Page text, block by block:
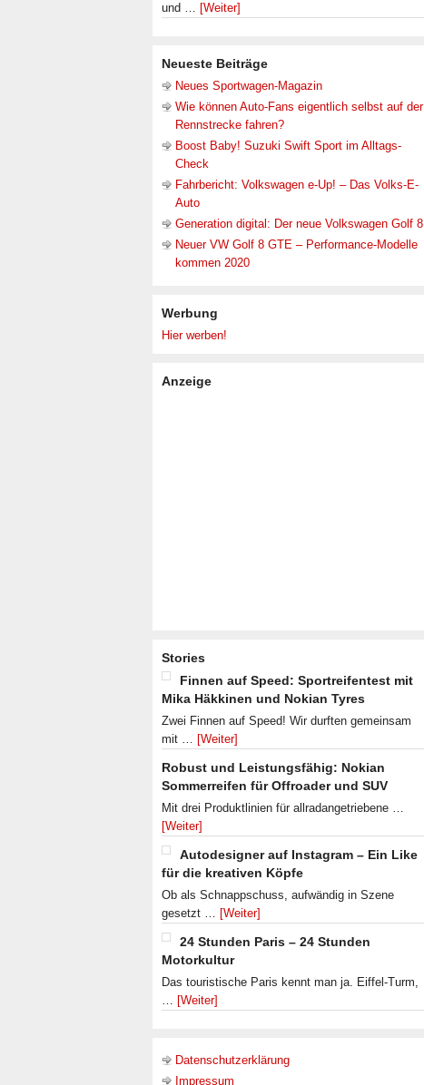
und … [Weiter]
Neueste Beiträge
Neues Sportwagen-Magazin
Wie können Auto-Fans eigentlich selbst auf der
Rennstrecke fahren?
Boost Baby! Suzuki Swift Sport im Alltags-
Check
Fahrbericht: Volkswagen e-Up! – Das Volks-E-
Auto
Generation digital: Der neue Volkswagen Golf 8
Neuer VW Golf 8 GTE – Performance-Modelle
kommen 2020
Werbung
Hier werben!
Anzeige
Stories
Finnen auf Speed: Sportreifentest mit
Mika Häkkinen und Nokian Tyres
Zwei Finnen auf Speed! Wir durften gemeinsam
mit … [Weiter]
Robust und Leistungsfähig: Nokian
Sommerreifen für Offroader und SUV
Mit drei Produktlinien für allradangetriebene …
[Weiter]
Autodesigner auf Instagram – Ein Like
für die kreativen Köpfe
Ob als Schnappschuss, aufwändig in Szene
gesetzt … [Weiter]
24 Stunden Paris – 24 Stunden
Motorkultur
Das touristische Paris kennt man ja. Eiffel-Turm,
… [Weiter]
Datenschutzerklärung
Impressum